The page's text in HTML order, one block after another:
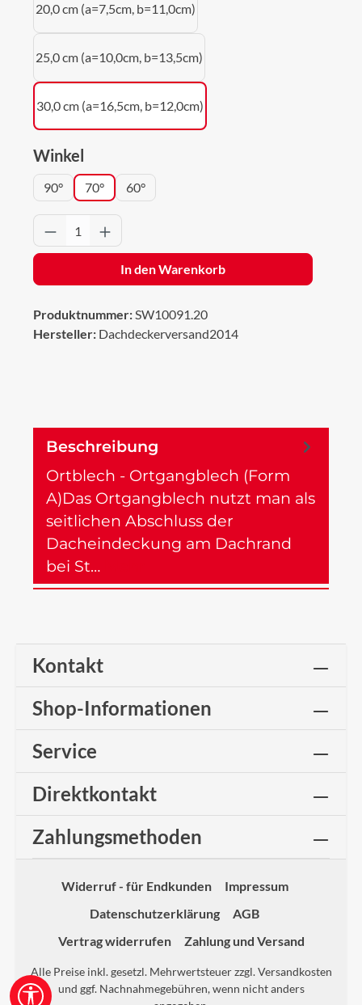
20,0 cm (a=7,5cm, b=11,0cm)
25,0 cm (a=10,0cm, b=13,5cm)
30,0 cm (a=16,5cm, b=12,0cm)
Winkel
90° 70° 60°
Produkt Anzahl: Gib den gewünschten
In den Warenkorb
Produktnummer:SW10091.20
Hersteller: Dachdeckerversand2014
Beschreibung
Ortblech - Ortgangblech (Form
A)Das Ortgangblech nutzt man als
seitlichen Abschluss der
Dacheindeckung am Dachrand
bei St…
Kontakt
Shop-Informationen
Service
Direktkontakt
Zahlungsmethoden
Widerruf - für Endkunden
Impressum
Datenschutzerklärung
AGB
Vertrag widerrufen
Zahlung und Versand
Alle Preise inkl. gesetzl. Mehrwertsteuer zzgl.Versandkosten
und ggf. Nachnahmegebühren, wenn nicht anders
Werkzeugleiste anzeigen